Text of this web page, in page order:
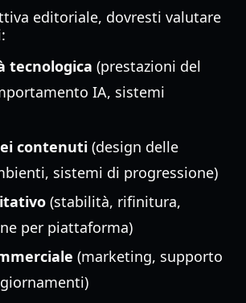
editoriale, dovresti valutare
tecnologica (prestazioni del
IA, sistemi
contenuti (design delle
sistemi di progressione)
(stabilità, rifinitura,
per piattaforma)
(marketing, supporto